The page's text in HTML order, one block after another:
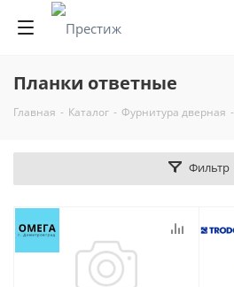
Планки ответные
Главная - Каталог - Фурнитура дверная -
Фильтр